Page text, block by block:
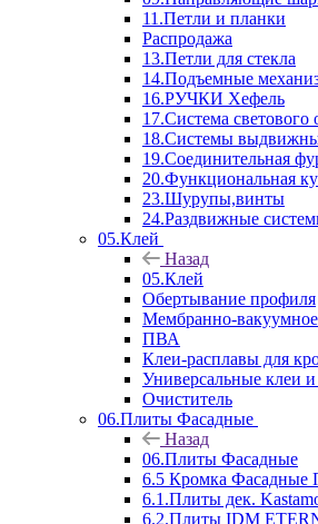
11.Петли и планки
Распродажа
13.Петли для стекла
14.Подъемные
16.РУЧКИ Хефель
17.Система
18.Системы
19.Соединительная
20.Функциональная
23.Шурупы,винты
24.Раздвижные
05.Клей
Назад
05.Клей
Обертывание профиля
Мембранно-
ПВА
Клеи-расплавы для
Универсальные клеи
Очиститель
06.Плиты Фасадные
Назад
06.Плиты Фасадные
6.5 Кромка Фасадные
6.1.Плиты дек.
6.2.Плиты IDM